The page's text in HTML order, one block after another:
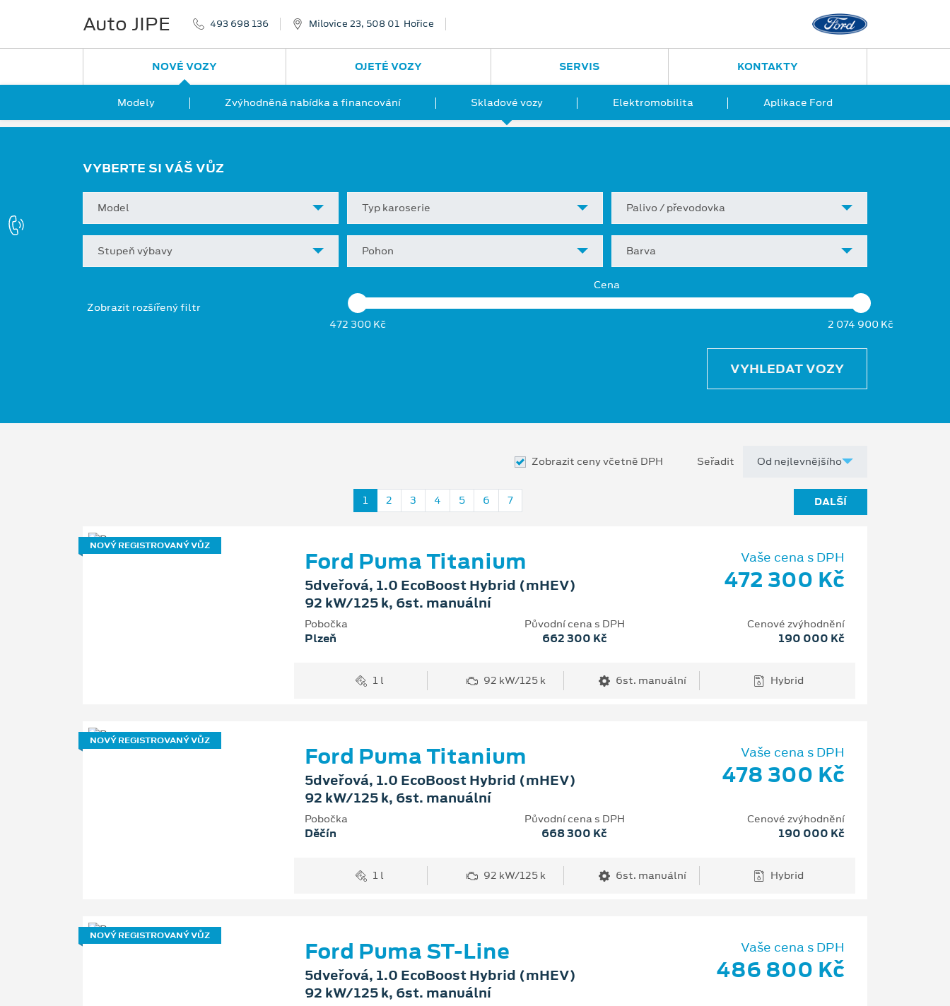
Auto JIPE 493 698 136 Milovice 23, 508 01 Hořice
NOVÉ VOZY
Modely Zvýhodněná nabídka a financování Skladové vozy Elektromobilita Aplikace Ford
OJETÉ VOZY SERVIS KONTAKTY
VYBERTE SI VÁŠ VŮZ
Model Typ karoserie Palivo / převodovka
Stupeň výbavy Pohon Barva
Zobrazit rozšířený filtr
Cena
472 300 Kč 2 074 900 Kč
VYHLEDAT VOZY
Zobrazit ceny včetně DPH Seřadit
1 2 3 4 5 6 7 DALŠÍ
NOVÝ REGISTROVANÝ VŮZ
Ford Puma Titanium
5dveřová, 1.0 EcoBoost Hybrid (mHEV)
92 kW/125 k, 6st. manuální
Vaše cena s DPH
472 300 Kč
Pobočka
Plzeň
Původní cena s DPH
662 300 Kč
Cenové zvýhodnění
190 000 Kč
1 l 92 kW/125 k 6st. manuální Hybrid
NOVÝ REGISTROVANÝ VŮZ
Ford Puma Titanium
5dveřová, 1.0 EcoBoost Hybrid (mHEV)
92 kW/125 k, 6st. manuální
Vaše cena s DPH
478 300 Kč
Pobočka
Děčín
Původní cena s DPH
668 300 Kč
Cenové zvýhodnění
190 000 Kč
1 l 92 kW/125 k 6st. manuální Hybrid
NOVÝ REGISTROVANÝ VŮZ
Ford Puma ST-Line
5dveřová, 1.0 EcoBoost Hybrid (mHEV)
92 kW/125 k, 6st. manuální
Vaše cena s DPH
486 800 Kč